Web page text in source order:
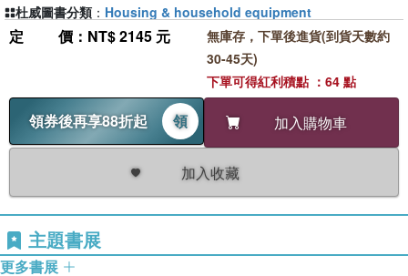
定價 ：NT$ 2145 元
領券後再享88折起 領 加入購物車
加入收藏
無庫存，下單後進貨(到貨天數約
30-45天)
下單可得紅利積點 ：64 點
杜威圖書分類 ： Housing & household equipment
主題書展
更多書展